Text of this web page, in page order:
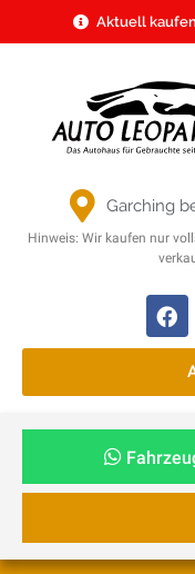
Aktuell
Garching
Hinweis: Wir kaufen nur